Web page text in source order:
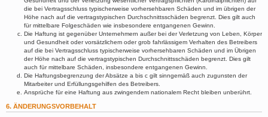
die bei Vertragsschluss typischerweise vorhersehbaren Schäden und im übrigen der
Höhe nach auf die vertragstypischen Durchschnittsschäden begrenzt. Dies gilt auch
für mittelbare Folgeschäden wie insbesondere entgangenen Gewinn.
Die Haftung ist gegenüber Unternehmern außer bei der Verletzung von Leben, Körper
und Gesundheit oder vorsätzlichem oder grob fahrlässigem Verhalten des Betreibers
auf die bei Vertragsschluss typischerweise vorhersehbaren Schäden und im Übrigen
der Höhe nach auf die vertragstypischen Durchschnittsschäden begrenzt. Dies gilt
auch für mittelbare Schäden, insbesondere entgangenen Gewinn.
Die Haftungsbegrenzung der Absätze a bis c gilt sinngemäß auch zugunsten der
Mitarbeiter und Erfüllungsgehilfen des Betreibers.
Ansprüche für eine Haftung aus zwingendem nationalem Recht bleiben unberührt.
6. ÄNDERUNGSVORBEHALT